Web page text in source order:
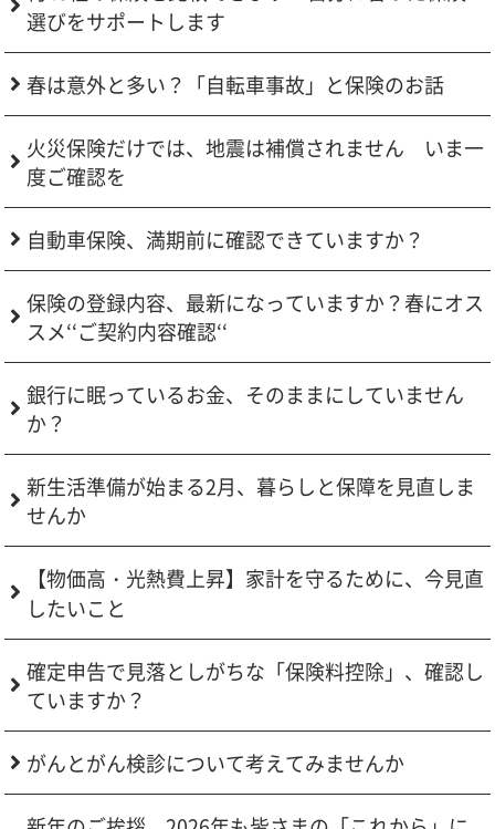
選びをサポートします
春は意外と多い？「自転車事故」と保険のお話
火災保険だけでは、地震は補償されません いま一
度ご確認を
自動車保険、満期前に確認できていますか？
保険の登録内容、最新になっていますか？春にオス
スメ‘‘ご契約内容確認‘‘
銀行に眠っているお金、そのままにしていません
か？
新生活準備が始まる2月、暮らしと保障を見直しま
せんか
【物価高・光熱費上昇】家計を守るために、今見直
したいこと
確定申告で見落としがちな「保険料控除」、確認し
ていますか？
がんとがん検診について考えてみませんか